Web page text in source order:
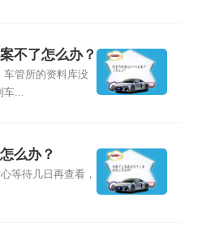
不了怎么办？
车管所的资料库没
车...
么办？
等待几日再查看，